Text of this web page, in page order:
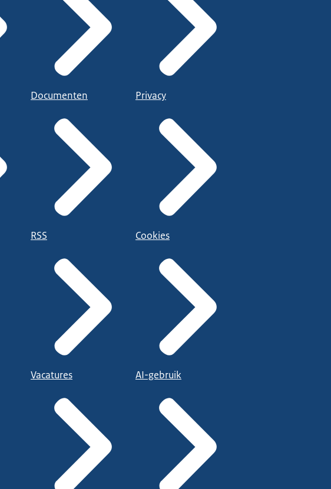
Documenten
RSS
Vacatures
Privacy
Cookies
AI-gebruik